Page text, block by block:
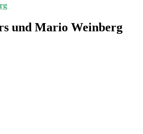
und Mario Weinberg